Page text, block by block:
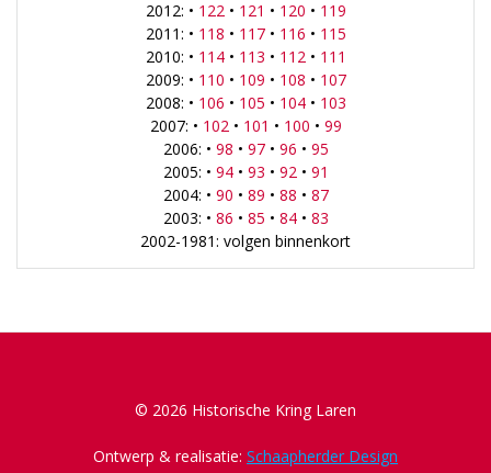
2012: • 122• 121 • 120 • 119
2011: • 118 • 117• 116 • 115
2010: • 114• 113 • 112• 111
2009: • 110 • 109 • 108 • 107
2008: • 106 • 105 • 104• 103
2007: • 102• 101 • 100 • 99
2006: • 98 • 97• 96 • 95
2005: • 94• 93 • 92• 91
2004: • 90 • 89 • 88 • 87
2003: • 86 • 85 • 84• 83
2002-1981: volgen binnenkort
© 2026 Historische Kring Laren
Ontwerp & realisatie: Schaapherder Design